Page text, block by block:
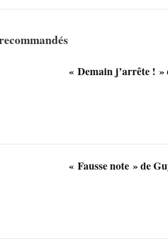
« Demain j’arrête !
« Fausse note » de